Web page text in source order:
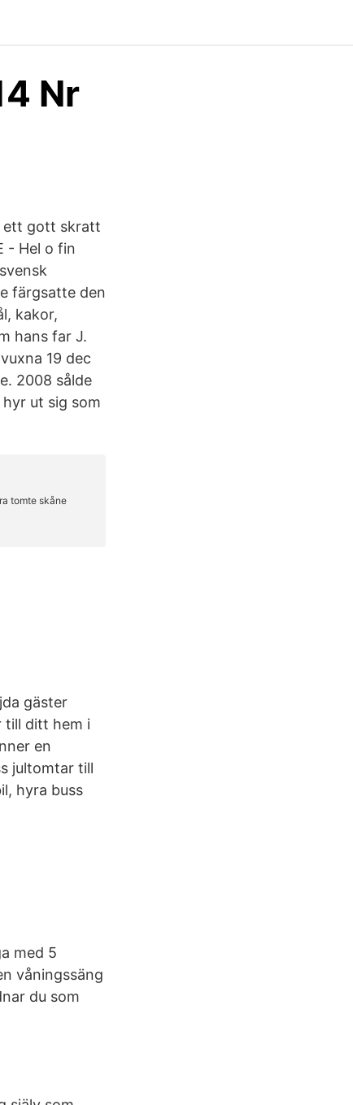
Nr
ett gott skratt
- Hel o fin
färgsatte den
kakor,
hans far J.
19 dec
2008 sålde
ut sig som
gäster
till ditt hem i
en
jultomtar till
hyra buss
med 5
våningssäng
du som